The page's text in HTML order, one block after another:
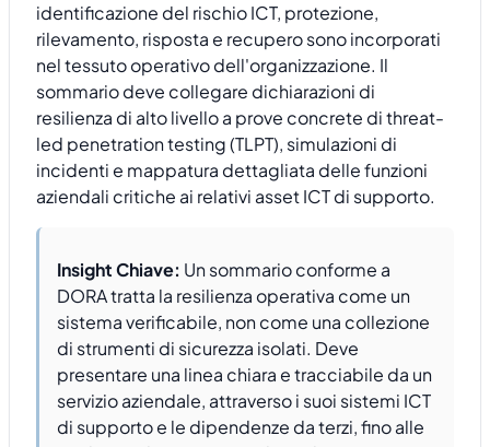
identificazione del rischio ICT, protezione,
rilevamento, risposta e recupero sono incorporati
nel tessuto operativo dell'organizzazione. Il
sommario deve collegare dichiarazioni di
resilienza di alto livello a prove concrete di threat-
led penetration testing (TLPT), simulazioni di
incidenti e mappatura dettagliata delle funzioni
aziendali critiche ai relativi asset ICT di supporto.
Insight Chiave: Un sommario conforme a
DORA tratta la resilienza operativa come un
sistema verificabile, non come una collezione
di strumenti di sicurezza isolati. Deve
presentare una linea chiara e tracciabile da un
servizio aziendale, attraverso i suoi sistemi ICT
di supporto e le dipendenze da terzi, fino alle